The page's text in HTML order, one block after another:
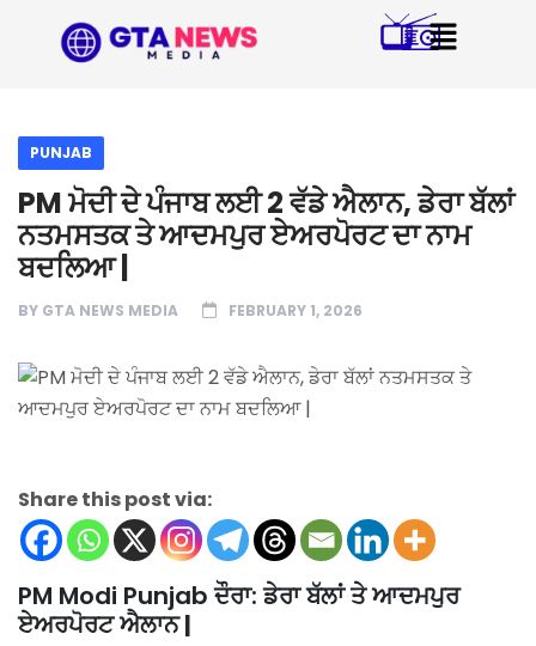
PUNJAB
PM ਮੋਦੀ ਦੇ ਪੰਜਾਬ ਲਈ 2 ਵੱਡੇ ਐਲਾਨ, ਡੇਰਾ ਬੱਲਾਂ
ਨਤਮਸਤਕ ਤੇ ਆਦਮਪੁਰ ਏਅਰਪੋਰਟ ਦਾ ਨਾਮ
ਬਦਲਿਆ |
BY GTA NEWS MEDIA FEBRUARY 1, 2026
Share this post via:
PM Modi Punjab ਦੌਰਾ: ਡੇਰਾ ਬੱਲਾਂ ਤੇ ਆਦਮਪੁਰ
ਏਅਰਪੋਰਟ ਐਲਾਨ|